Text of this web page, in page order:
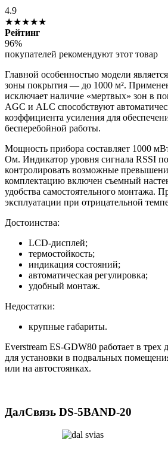
4.9
★★★★★
Рейтинг
96%
покупателей рекомендуют этот товар
Главной особенностью модели
зоны покрытия — до 1000 м².
исключает наличие «мертвых» зон в
AGC и ALC способствуют
коэффициента усиления для
бесперебойной работы.
Мощность прибора составляет 1000
Ом. Индикатор уровня сигнала RSSI
контролировать возможные
комплектацию включен съемный
удобства самостоятельного монтажа.
эксплуатации при отрицательной
Достоинства:
LCD-дисплей;
термостойкость;
индикация состояний;
автоматическая регулировка;
удобный монтаж.
Недостатки:
крупные габариты.
Everstream ES-GDW80 работает в трех
для установки в подвальных
или на автостоянках.
ДалСвязь DS-5BAND-20